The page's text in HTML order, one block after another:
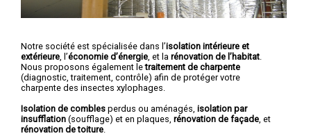
Notre société est spécialisée dans l’isolation intérieure et
extérieure, l’économie d’énergie, et la rénovation de l’habitat.
Nous proposons également letraitement de charpente
(diagnostic, traitement, contrôle) afin de protéger votre
charpente des insectes xylophages.
Isolation de combles perdus ou aménagés, isolation par
insufflation (soufflage) et en plaques, rénovation de façade, et
rénovation de toiture.